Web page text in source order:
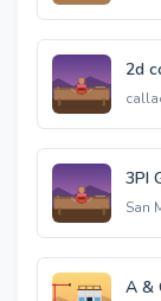
2d
3PI
San
A &